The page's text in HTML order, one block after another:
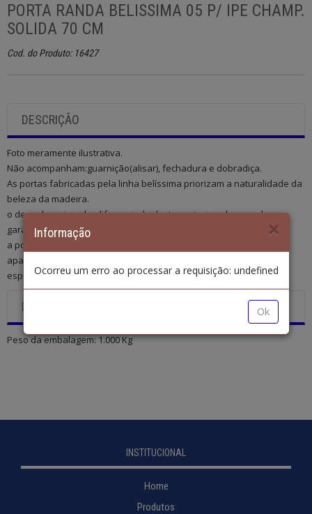
PORTA RANDA BELISSIMA 05 P/ IPE CHAMP.
SOLIDA 70 CM
Cod. do Produto: 16427
DESCRIÇÃO
Foto meramente ilustrativa.
Não acompanham:guarnição(alisar), fechadura e dobradiça.
As portas fabricadas pela linha belíssima priorizam a naturalidade da
beleza da madeira.
o desenho original e diferenciado desta porta, ipe champanhe
garante autenticidade à decoração.
a porta é ideal para uso em ambientes internos, como casas e
apartamentos.
especificações técnicas:altura:210cm largura: 70cm.
MAIS INFORMAÇÕES
Peso da embalagem:1.000 Kg
INSTITUCIONAL
Home
Produtos
Informação
Ocorreu um erro ao processar a requisição: undefined
Ok